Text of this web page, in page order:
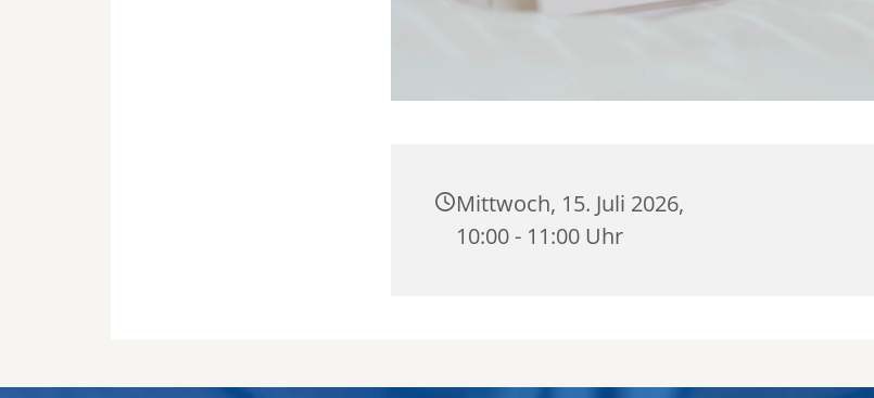
Mittwoch, 15. Juli 2026,
10:00 - 11:00 Uhr